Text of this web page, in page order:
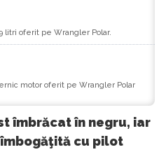
litri oferit pe Wrangler Polar.
motor oferit pe Wrangler Polar
îmbrăcat în negru, iar
cu pilot